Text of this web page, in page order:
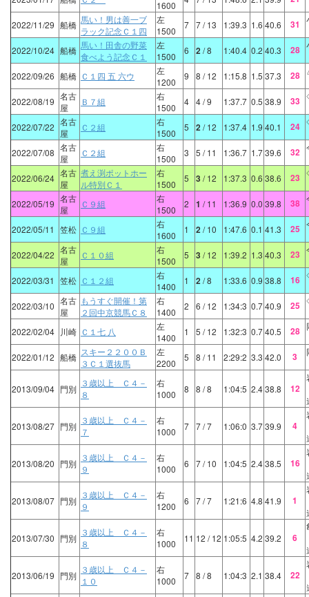
1600
2022/11/29 船橋 馬い！男は善一ブ
ラック記念Ｃ１四
左
1500
7 7/ 13 1:39.3 1.6 40.6 31
2022/10/24 船橋 馬い！田舎の野菜
食べよう記念Ｃ１
左
1500
6 2/ 8 1:40.4 0.2 40.3 28
2022/09/26 船橋 Ｃ１四 五 六ウ
左
1200
9 8 / 12 1:15.8 1.5 37.3 28
2022/08/19 名古
屋
Ｂ７組
右
1500
4 4/ 9 1:37.7 0.5 38.9 33
2022/07/22 名古
屋
Ｃ２組
右
1500
5 2/ 12 1:37.4 1.9 40.1 24
2022/07/08 名古
屋
Ｃ２組
右
1500
3 5 / 11 1:36.7 1.739.6 32
2022/06/24 名古
屋
煮え渕ポットホー
ル特別Ｃ１
右
1500
5 3/ 12 1:37.3 0.6 38.6 23
2022/05/19 名古
屋
Ｃ９組
右
1500
2 1 / 11 1:36.9 0.0 39.8 38
2022/05/11 笠松 Ｃ９組
右
1600
1 2/ 10 1:47.6 0.1 41.3 25
2022/04/22 名古
屋
Ｃ１０組
右
1500
5 3/ 12 1:39.2 1.3 40.3 23
2022/03/31 笠松 Ｃ１２組
右
1400
1 2/ 8 1:33.6 0.9 38.8 16
2022/03/10 名古
屋
もうすぐ開催！第
２回中京競馬Ｃ８
右
1400
2 6 / 12 1:34:3 0.740.9 25
2022/02/04 川崎 Ｃ１七 八
左
1400
1 5 / 12 1:32:3 0.740.5 28
2022/01/12 船橋 スキー２２００Ｂ
３Ｃ１選抜馬
左
2200
5 8 / 11 2:29:2 3.3 42.0 3
2013/09/04 門別
３歳以上 Ｃ４－
８
右
1000
8 8 / 8 1:04:5 2.438.8 12
2013/08/27 門別
３歳以上 Ｃ４－
７
右
1000
7 7/ 7 1:06:0 3.739.9 4
2013/08/20 門別
３歳以上 Ｃ４－
９
右
1000
6 7/ 10 1:04:5 2.438.5 16
2013/08/07 門別
３歳以上 Ｃ４－
９
右
1200
6 7/ 7 1:21:6 4.8 41.9 1
2013/07/30 門別
３歳以上 Ｃ４－
８
右
1000
11 12 / 12 1:05:5 4.2 39.2 6
2013/06/19 門別
３歳以上 Ｃ４－
１０
右
1000
7 8 / 8 1:04:3 2.1 38.4 22